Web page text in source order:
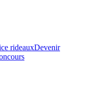
rideauxDevenir